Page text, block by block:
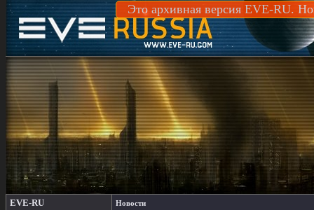
Это архивная версия EVE-RU.
EVE-RU Новости